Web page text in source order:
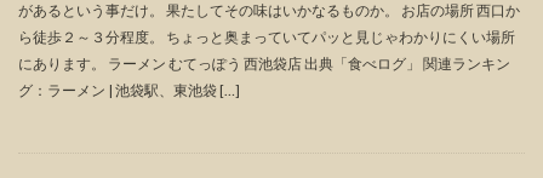
があるという事だけ。 果たしてその味はいかなるものか。 お店の場所 西口か
ら徒歩２～３分程度。 ちょっと奥まっていてパッと見じゃわかりにくい場所
にあります。 ラーメン むてっぽう 西池袋店 出典「食べログ」 関連ランキン
グ：ラーメン | 池袋駅、東池袋 […]